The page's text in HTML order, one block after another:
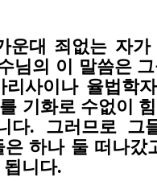
운대 죄없는 자
님의 이 말씀은
리사이나 율법학
기화로 수없이
다. 그러므로
은 하나 둘 떠나갔
니다.